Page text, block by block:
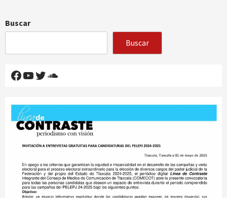
Buscar
Buscar
Facebook
YouTube
Twitter
SoundCloud